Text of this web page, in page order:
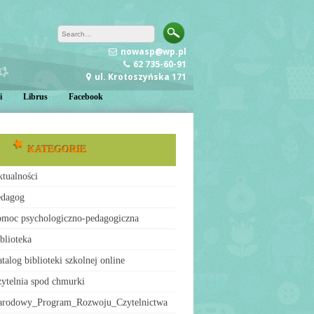
nowasp@wp.pl
62 735-60-91
ul. Krotoszyńska 171
Librus Facebook
KATEGORIE
psychologiczno-pedagogiczna
biblioteki szkolnej online
spod chmurki